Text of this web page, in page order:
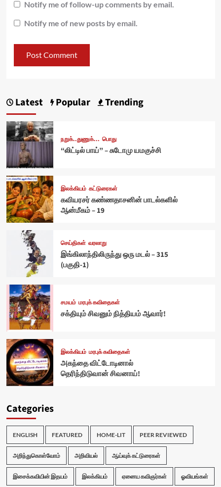
Notify me of follow-up comments by email.
Notify me of new posts by email.
Latest Popular Trending
நறுக்..துணுக்... பொது
“லிட்டில் பாய்” – சுடோமு யமகுச்சி
இலக்கியம் கட்டுரைகள்
கவியரசர் கண்ணதாசனின் பாடல்களில்
ஆன்மீகம் – 19
செய்திகள் வரலாறு
இங்கிலாந்திலிருந்து ஒரு மடல் – 315
(பகுதி-1)
சமயம் மரபுக் கவிதைகள்
சக்தியும் சிவனும் நித்தியம் ஆவார்!
இலக்கியம் மரபுக் கவிதைகள்
அகந்தை விட்டோடினால்
தெரிந்திடுவான் சிவனாய்!
Categories
ENGLISH FEATURED HOME-LIT PEER REVIEWED
அறிந்துகொள்வோம் அறிவியல் ஆய்வுக் கட்டுரைகள்
இசைக்கவியின் இதயம் இலக்கியம் ஏனைய கவிஞர்கள் ஓவியங்கள்